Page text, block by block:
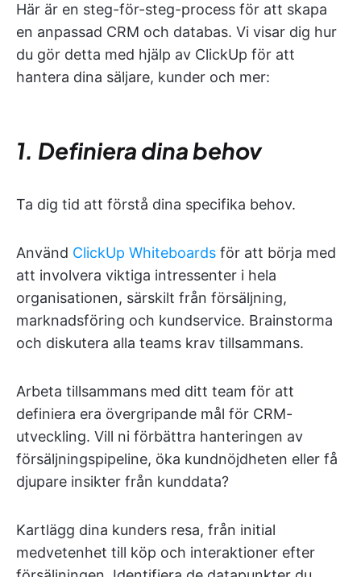
Här är en steg-för-steg-process för att skapa
en anpassad CRM och databas. Vi visar dig hur
du gör detta med hjälp av ClickUp för att
hantera dina säljare, kunder och mer:
1. Definiera dina behov
Ta dig tid att förstå dina specifika behov.
Använd ClickUp Whiteboards för att börja med
att involvera viktiga intressenter i hela
organisationen, särskilt från försäljning,
marknadsföring och kundservice. Brainstorma
och diskutera alla teams krav tillsammans.
Arbeta tillsammans med ditt team för att
definiera era övergripande mål för CRM-
utveckling. Vill ni förbättra hanteringen av
försäljningspipeline, öka kundnöjdheten eller få
djupare insikter från kunddata?
Kartlägg dina kunders resa, från initial
medvetenhet till köp och interaktioner efter